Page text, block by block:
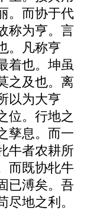
。而协于代
称为亨。言
。凡称亨
着也。坤虽
之及也。离
以为大亨
位。行地之
孳息。而一
牛者农耕所
而既协牝牛
已溥矣。吾
尽地之利。